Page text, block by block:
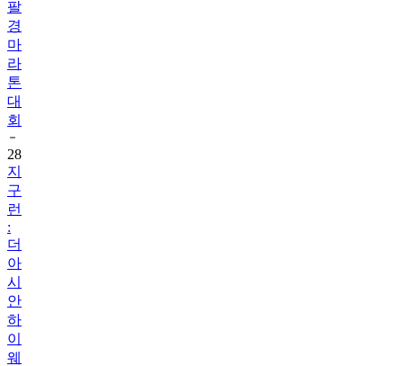
팔
경
마
라
톤
대
회
28
지
구
런
:
더
아
시
안
하
이
웨